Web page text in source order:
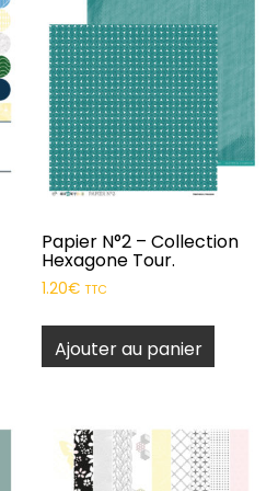
Papier N°2 – Collection
Hexagone Tour.
1.20€ TTC
Ajouter au panier